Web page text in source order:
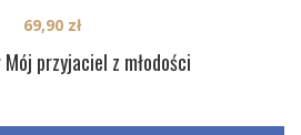
przyjaciel z młodości
69,90 zł